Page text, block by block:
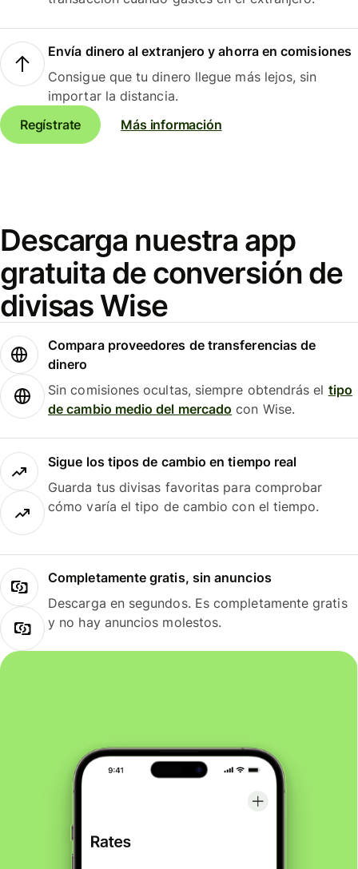
Envía dinero al extranjero y ahorra en comisiones
Consigue que tu dinero llegue más lejos, sin
importar la distancia.
Regístrate
Más información
Descarga nuestra app
gratuita de conversión de
divisas Wise
Compara proveedores de transferencias de
dinero
Sin comisiones ocultas, siempre obtendrás el tipo
de cambio medio del mercado con Wise.
Sigue los tipos de cambio en tiempo real
Guarda tus divisas favoritas para comprobar
cómo varía el tipo de cambio con el tiempo.
Completamente gratis, sin anuncios
Descarga en segundos. Es completamente gratis
y no hay anuncios molestos.